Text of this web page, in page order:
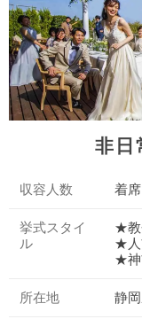
非日
収容人数 着
挙式スタイ
ル
★教
★人
★神
所在地 静